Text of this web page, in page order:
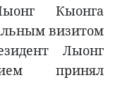
Кыонга
визитом
Лыонг
принял